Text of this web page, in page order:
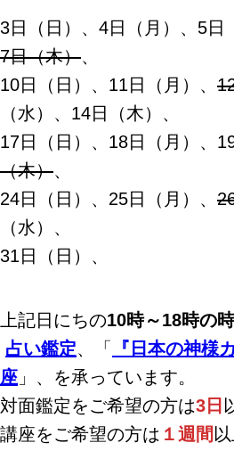
3日（日）、4日（月）、5日
7日（木）、
10日（日）、11日（月）、
（水）、14日（木）、
17日（日）、18日（月）、
（木）、
24日（日）、25日（月）、
（水）、
31日（日）、
上記日にちの10時～18時の
占い鑑定、「
『日本の神様
座 」、を承っています。
対面鑑定をご希望の方は3日
講座をご希望の方は １週間